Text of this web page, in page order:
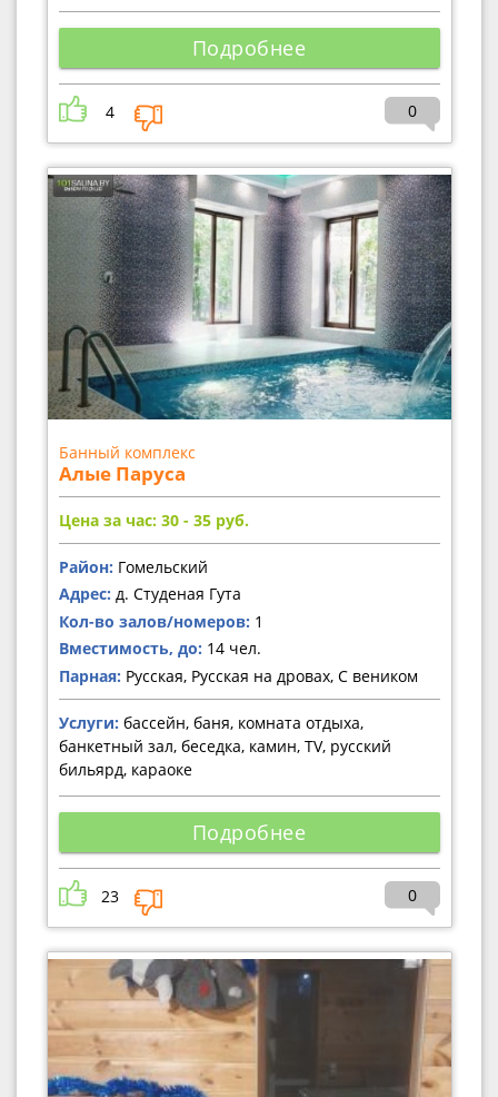
Подробнее
4 0
Банный комплекс
Алые Паруса
Цена за час: 30 - 35 руб.
Район: Гомельский
Адрес: д. Студеная Гута
Кол-во залов/номеров: 1
Вместимость, до: 14 чел.
Парная: Русская, Русская на дровах, С веником
Услуги: бассейн, баня, комната отдыха,
банкетный зал, беседка, камин, TV, русский
бильярд, караоке
Подробнее
23 0